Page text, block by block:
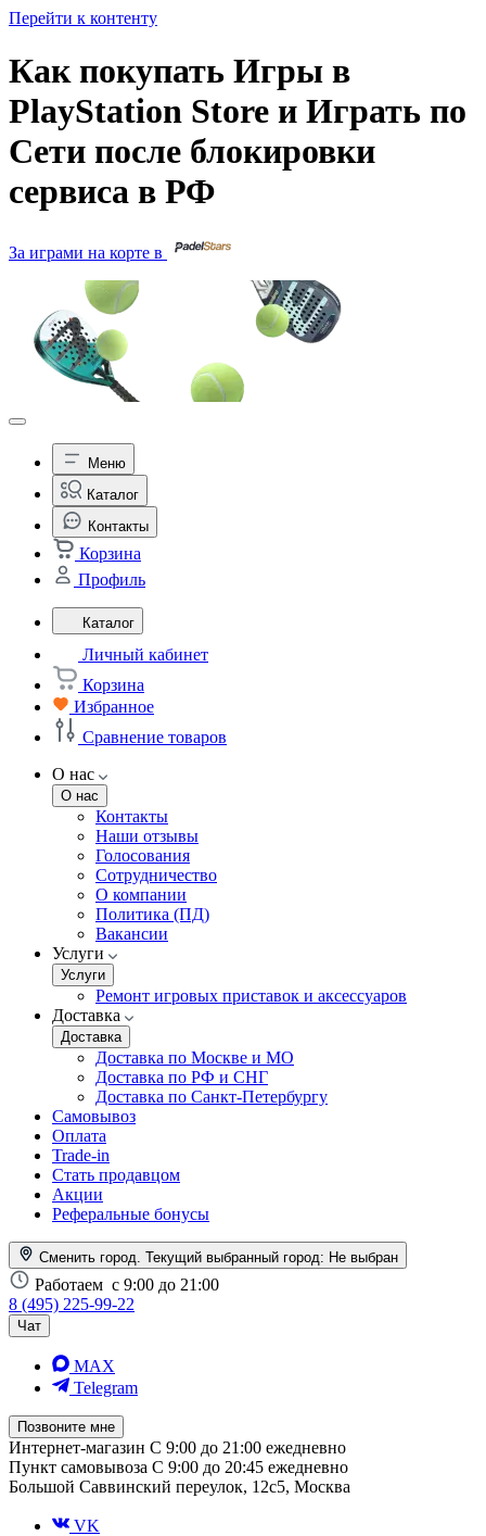
Перейти к контенту
Как покупать Игры в
PlayStation Store и Играть по
Сети после блокировки
сервиса в РФ
За играми на корте в
Меню
Каталог
Контакты
Корзина
Профиль
Каталог
Личный кабинет
Корзина
Избранное
Сравнение товаров
О нас
О нас
Контакты
Наши отзывы
Голосования
Сотрудничество
О компании
Политика (ПД)
Вакансии
Услуги
Услуги
Ремонт игровых приставок и аксессуаров
Доставка
Доставка
Доставка по Москве и МО
Доставка по РФ и СНГ
Доставка по Санкт-Петербургу
Самовывоз
Оплата
Trade-in
Стать продавцом
Акции
Реферальные бонусы
Сменить город. Текущий выбранный город: Не выбран
Работаем с 9:00 до 21:00
8 (495) 225-99-22
Чат
MAX
Telegram
Позвоните мне
Интернет-магазин С 9:00 до 21:00 ежедневно
Пункт самовывоза С 9:00 до 20:45 ежедневно
Большой Саввинский переулок, 12с5, Москва
VK